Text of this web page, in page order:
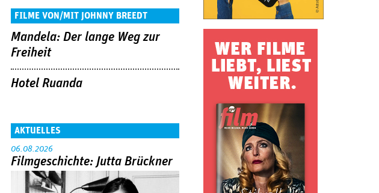
FILME VON/MIT JOHNNY BREEDT
Mandela: Der lange Weg zur
Freiheit
Hotel Ruanda
AKTUELLES
06.08.2026
Filmgeschichte: Jutta Brückner